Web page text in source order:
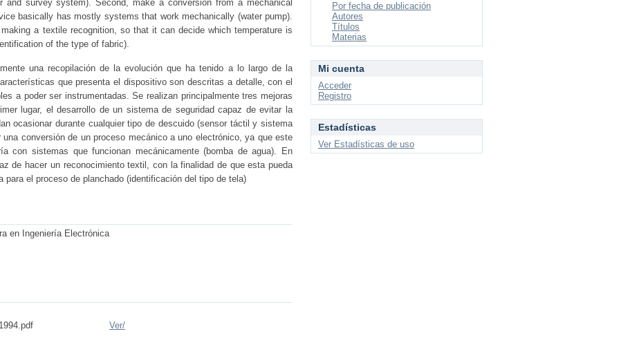
survey system). Second, make a conversion from a mechanical
basically has mostly systems that work mechanically (water pump).
a textile recognition, so that it can decide which temperature is
of the type of fabric).
una recopilación de la evolución que ha tenido a lo largo de la
que presenta el dispositivo son descritas a detalle, con el
a poder ser instrumentadas. Se realizan principalmente tres mejoras
lugar, el desarrollo de un sistema de seguridad capaz de evitar la
ocasionar durante cualquier tipo de descuido (sensor táctil y sistema
conversión de un proceso mecánico a uno electrónico, ya que este
con sistemas que funcionan mecánicamente (bomba de agua). En
de hacer un reconocimiento textil, con la finalidad de que esta pueda
para el proceso de planchado (identificación del tipo de tela)
en Ingeniería Electrónica
Ver/
Por fecha de publicación
Autores
Títulos
Materias
Mi cuenta
Acceder
Registro
Estadísticas
Ver Estadísticas de uso